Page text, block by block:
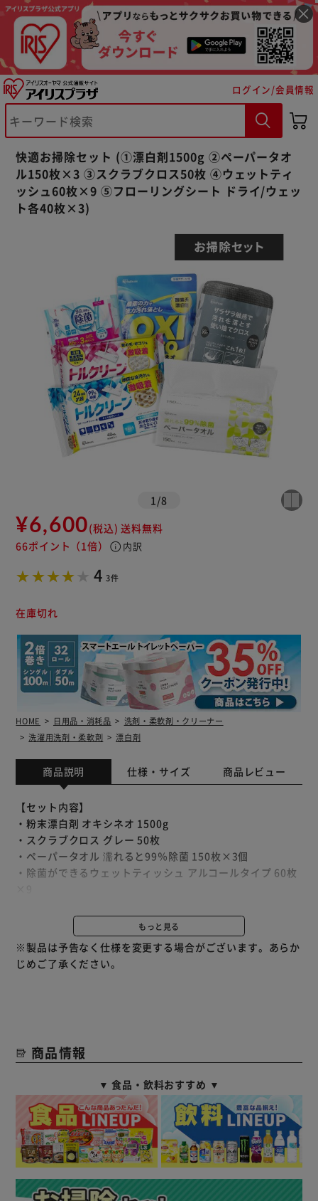
ログイン/会員情報
快適お掃除セット (①漂白剤1500g ②ペーパータオ
ル150枚×3 ③スクラブクロス50枚 ④ウェットティ
ッシュ60枚×9 ⑤フローリングシート ドライ/ウェッ
ト各40枚×3)
1 /8
¥6,600(税込) 送料無料
66ポイント （1倍） info 内訳
4 3件
在庫切れ
HOME 日用品・消耗品
洗剤・柔軟剤・クリーナー
洗濯用洗剤・柔軟剤
漂白剤
商品説明 仕様・サイズ 商品レビュー
【セット内容】
・粉末漂白剤 オキシネオ 1500g
・スクラブクロス グレー 50枚
・ペーパータオル 濡れると99％除菌 150枚×3個
・除菌ができるウェットティッシュ アルコールタイプ 60枚
・フローリングシート トルクリーン ウェット40枚×3
もっと見る
※製品は予告なく仕様を変更する場合がございます。あらか
じめご了承ください。
商品情報
▼ 食品・飲料おすすめ ▼
※ご確認ください
購入手続きへ